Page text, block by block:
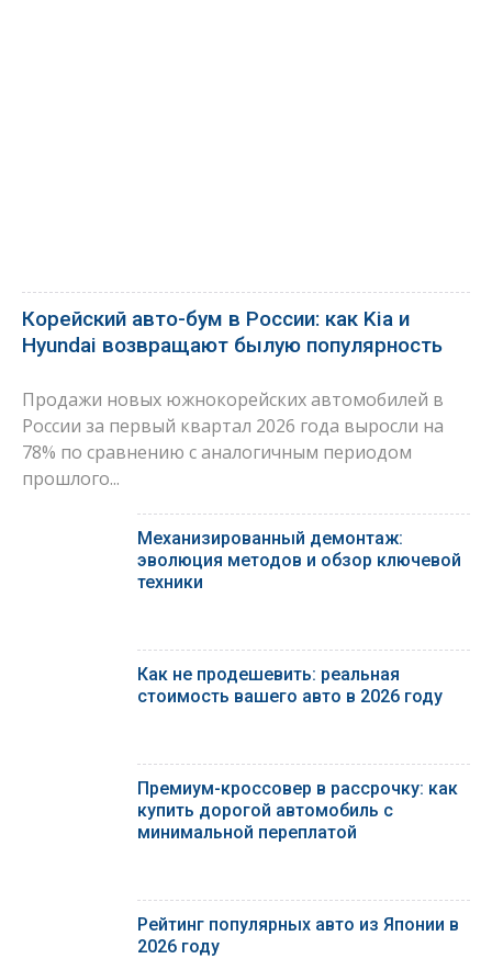
Корейский авто-бум в России: как Kia и
Hyundai возвращают былую популярность
Продажи новых южнокорейских автомобилей в
России за первый квартал 2026 года выросли на
78% по сравнению с аналогичным периодом
прошлого...
Механизированный демонтаж:
эволюция методов и обзор ключевой
техники
Как не продешевить: реальная
стоимость вашего авто в 2026 году
Премиум-кроссовер в рассрочку: как
купить дорогой автомобиль с
минимальной переплатой
Рейтинг популярных авто из Японии в
2026 году